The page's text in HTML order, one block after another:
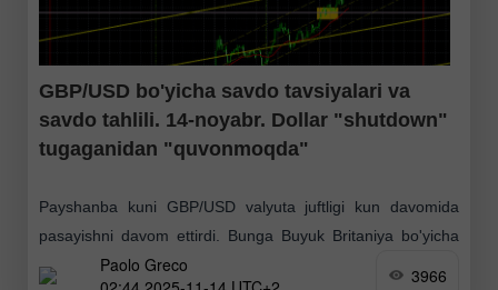
GBP/USD bo'yicha savdo tavsiyalari va
savdo tahlili. 14-noyabr. Dollar "shutdown"
tugaganidan "quvonmoqda"
Payshanba kuni GBP/USD valyuta juftligi kun davomida
pasayishni davom ettirdi. Bunga Buyuk Britaniya bo'yicha
kutilganidan ancha yomon kelgan ma'lumotlar va AQShdagi
Paolo Greco
3966